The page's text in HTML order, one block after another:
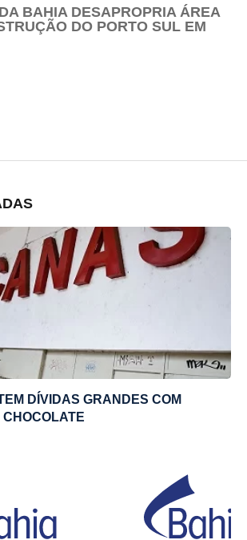
BAHIA DESAPROPRIA ÁREA
DO PORTO SUL EM
DÍVIDAS GRANDES COM